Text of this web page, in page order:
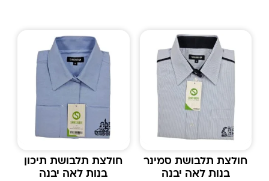
חולצת תלבושת סמינר
בנות לאה יבנה
חולצת תלבושת תיכון
בנות לאה יבנה